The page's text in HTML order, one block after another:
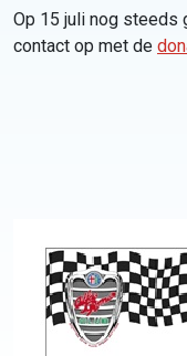
Op 15 juli nog steeds
contact op met de